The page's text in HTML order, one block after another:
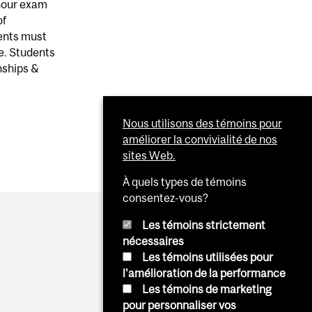
exam
must
Students
&
Nous utilisons des témoins pour
améliorer la convivialité de nos
sites Web.
À quels types de témoins
consentez-vous?
Les témoins strictement
nécessaires
Les témoins utilisées pour
l'amélioration de la performance
Les témoins de marketing
pour personnaliser vos